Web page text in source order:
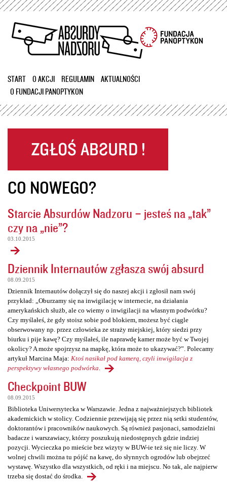
Przejdź
treści
START O AKCJI REGULAMIN
AKTUALNOŚCI
O FUNDACJI PANOPTYKON
CO NOWEGO?
Starcie Absurdów Nadzoru – jesteś na „tak”
czy na „nie”?
03.10.2015
Dziennik Internautów zgłasza swój absurd
08.09.2015
Dziennik Internautów dołączył się do naszej akcji i zgłosił nam swój
przykład: „Oburzamy się na inwigilację w internecie, na działania
amerykańskich służb, ale co wiemy o inwigilacji na własnym podwórku?
Czy myślałeś, że gdy stoisz sobie pod blokiem, możesz być ciągle
obserwowany np. przez człowieka ze straży miejskiej, który siedzi przy
biurku i pije kawę? Czy myślałeś, ile naprawdę kamer może być w Twojej
okolicy? A może spojrzysz na mapkę, która może to ukazywać?”. Polecamy
artykuł Marcina Maja: Ktoś nasikał pod kamerą, czyli inwigilacja z
perspektywy własnego podwórka
Checkpoint BUW
08.09.2015
Biblioteka Uniwersytecka w Warszawie. Jedna z najważniejszych bibliotek
akademickich w stolicy. Codziennie przewijają się przez nią setki studentów,
doktorantów i pracowników naukowych. Są również pasjonaci, samodzielni
badacze i warszawiacy, którzy poszukują niedostępnych gdzie indziej
pozycji. Wycieczka po mieście bez wizyty w BUW-ie też się nie liczy. W
wolnej chwili można tu pójść na kawę, do słynnych ogrodów lub obejrzeć
wystawę. Wszystko dla wszystkich, od ręki i na miejscu. No tak, ale najpierw
trzeba się dostać do środka.